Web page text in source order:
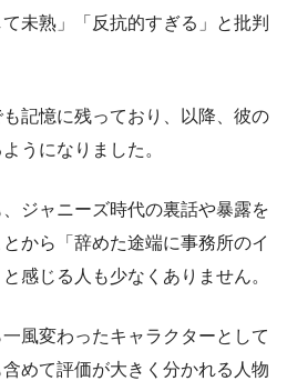
未熟」「反抗的すぎる」と批判
記憶に残っており、以降、彼の
うになりました。
ジャニーズ時代の裏話や暴露を
から「辞めた途端に事務所のイ
感じる人も少なくありません。
風変わったキャラクターとして
めて評価が大きく分かれる人物